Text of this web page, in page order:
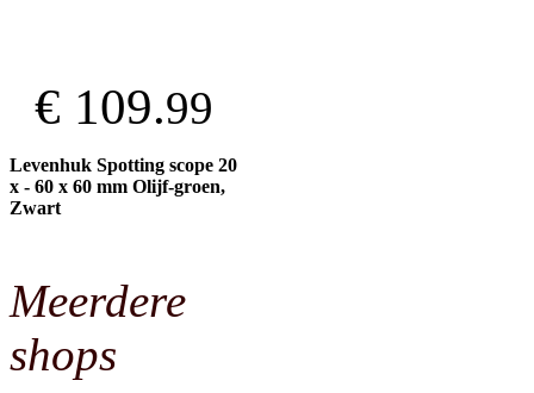
€ 109.99
Levenhuk Spotting scope 20
x - 60 x 60 mm Olijf-groen,
Zwart
Meerdere
shops